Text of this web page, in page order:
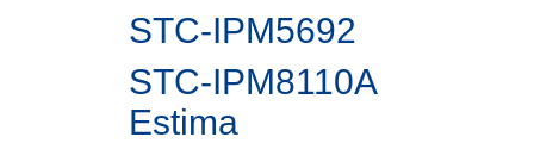
STC-IPM5692
STC-IPM8110A
Estima